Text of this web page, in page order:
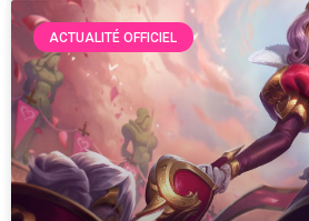
ACTUALITÉ OFFICIEL